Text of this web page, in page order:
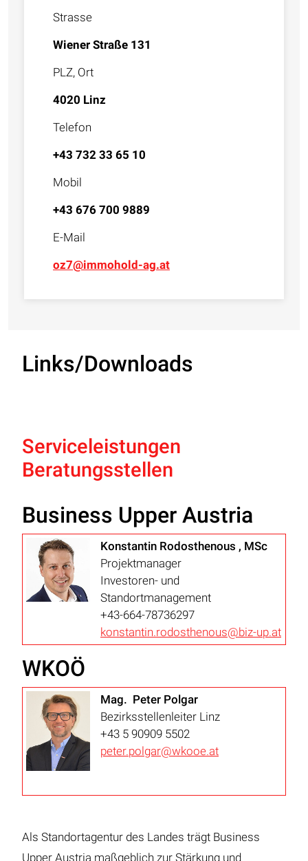
Strasse
Wiener Straße 131
PLZ, Ort
4020 Linz
Telefon
+43 732 33 65 10
Mobil
+43 676 700 9889
E-Mail
oz7@immohold-ag.at
Links/Downloads
Serviceleistungen
Beratungsstellen
Business Upper Austria
Konstantin Rodosthenous , MSc
Projektmanager
Investoren- und
Standortmanagement
+43-664-78736297
konstantin.rodosthenous@biz-up.at
WKOÖ
Mag. Peter Polgar
Bezirksstellenleiter Linz
+43 5 90909 5502
peter.polgar@wkooe.at
Als Standortagentur des Landes trägt Business
Upper Austria maßgeblich zur Stärkung und